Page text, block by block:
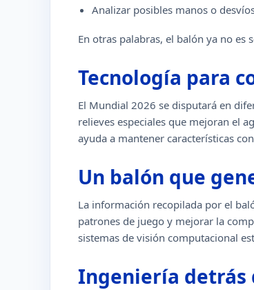
Analizar posibles manos o
En otras palabras, el balón ya no
Tecnología para
El Mundial 2026 se disputará en
relieves especiales que mejoran el
ayuda a mantener características
Un balón que
La información recopilada por el
patrones de juego y mejorar la
sistemas de visión computacional
Ingeniería detrás